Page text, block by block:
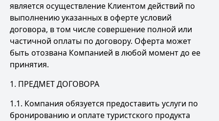
является осуществление Клиентом действий по
выполнению указанных в оферте условий
договора, в том числе совершение полной или
частичной оплаты по договору. Оферта может
быть отозвана Компанией в любой момент до ее
принятия.
1. ПРЕДМЕТ ДОГОВОРА
1.1. Компания обязуется предоставить услуги по
бронированию и оплате туристского продукта